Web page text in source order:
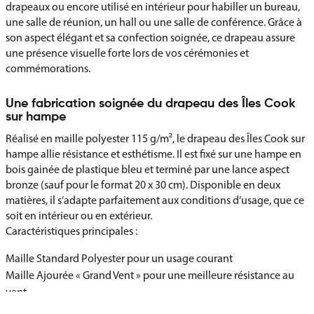
drapeaux ou encore utilisé en intérieur pour habiller un bureau,
une salle de réunion, un hall ou une salle de conférence. Grâce à
son aspect élégant et sa confection soignée, ce drapeau assure
une présence visuelle forte lors de vos cérémonies et
commémorations.
Une fabrication soignée du drapeau des Îles Cook
sur hampe
Réalisé en maille polyester 115 g/m², le drapeau des Îles Cook sur
hampe allie résistance et esthétisme. Il est fixé sur une hampe en
bois gainée de plastique bleu et terminé par une lance aspect
bronze (sauf pour le format 20 x 30 cm). Disponible en deux
matières, il s’adapte parfaitement aux conditions d’usage, que ce
soit en intérieur ou en extérieur.
Caractéristiques principales :
Maille Standard Polyester pour un usage courant
Maille Ajourée « Grand Vent » pour une meilleure résistance au
vent